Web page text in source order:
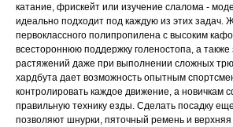
катание, фрискейт или изучение слалома -
идеально подходит под каждую из этих задач.
первоклассного полипропилена с высоким
всестороннюю поддержку голеностопа, а
растяжений даже при выполнении сложных
хардбута дает возможность опытным
контролировать каждое движение, а новичкам
правильную технику езды. Сделать посадку
позволяют шнурки, пяточный ремень и верхняя